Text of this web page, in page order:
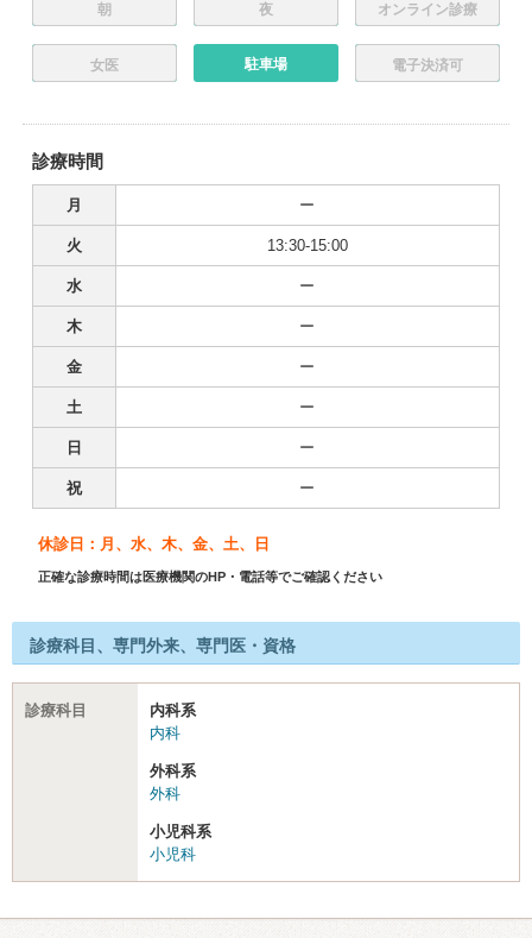
朝 夜 オンライン診療
女医 駐車場 電子決済可
診療時間
月 ー
火 13:30-15:00
水 ー
木 ー
金 ー
土 ー
日 ー
祝 ー
休診日：月、水、木、金、土、日
正確な診療時間は医療機関のHP・電話等でご確認ください
診療科目、専門外来、専門医・資格
診療科目
内科系
内科
外科系
外科
小児科系
小児科